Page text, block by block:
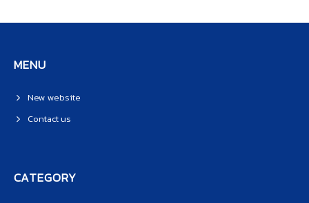
MENU
New website
Contact us
CATEGORY